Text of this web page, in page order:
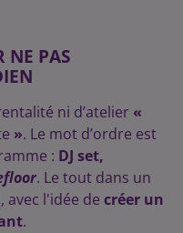
NE PAS
ni d’atelier «
». Le mot d’ordre est
: DJ set,
. Le tout dans un
, avec l'idée de créer un
.